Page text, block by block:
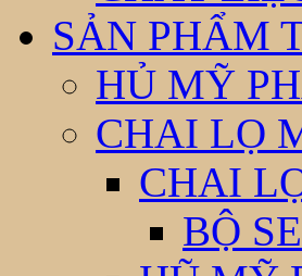
SẢN PHẨM
HỦ MỸ
CHAI LỌ
CHAI
BỘ